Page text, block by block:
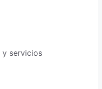
y servicios